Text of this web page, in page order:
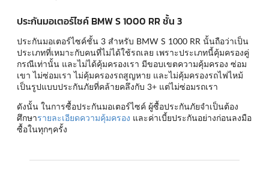
ประกันมอเตอร์ไซค์ BMW S 1000 RR ชั้น 3
ประกันมอเตอร์ไซค์ชั้น 3 สำหรับ BMW S 1000 RR นั้นถือว่าเป็น
ประเภทที่เหมาะกับคนที่ไม่ได้ใช้รถเลย เพราะประเภทนี้คุ้มครองคู่
กรณีเท่านั้น และไม่ได้คุ้มครองเรา มีขอบเขตความคุ้มครอง ซ่อม
เขา ไม่ซ่อมเรา ไม่คุ้มครองรถสูญหาย และไม่คุ้มครองรถไฟไหม้
เป็นรูปแบบประกันภัยที่คล้ายคลึงกับ 3+ แต่ไม่ซ่อมรถเรา
ดังนั้น ในการซื้อประกันมอเตอร์ไซค์ ผู้ซื้อประกันภัยจำเป็นต้อง
ศึกษารายละเอียดความคุ้มครอง และค่าเบี้ยประกันอย่างก่อนลงมือ
ซื้อในทุกๆครั้ง